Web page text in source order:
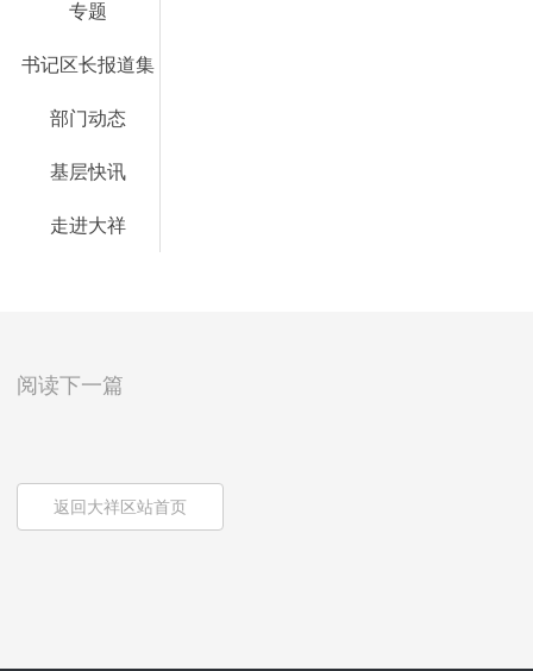
专题
书记区长报道集
部门动态
基层快讯
走进大祥
阅读下一篇
返回大祥区站首页